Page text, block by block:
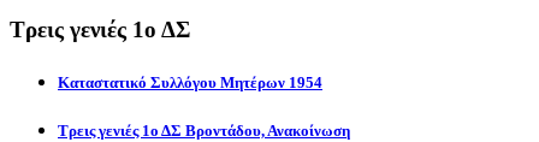
Τρεις γενιές 1ο ΔΣ
Καταστατικό Συλλόγου Μητέρων 1954
Τρεις γενιές 1ο ΔΣ Βροντάδου, Ανακοίνωση